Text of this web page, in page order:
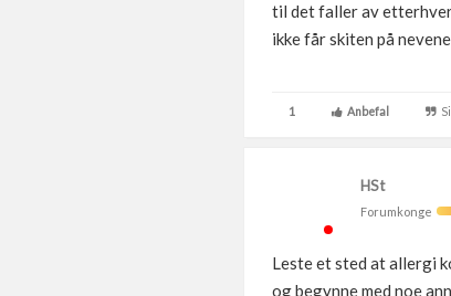
til det faller av
ikke får skiten på
1 Anbefal
HSt
Forumkonge
Leste et sted at allergi
og begynne med noe